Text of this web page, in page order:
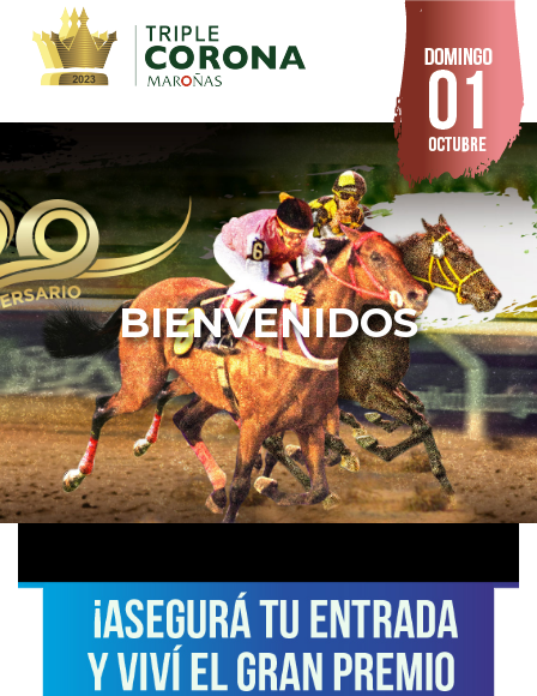
BIENVENIDOS